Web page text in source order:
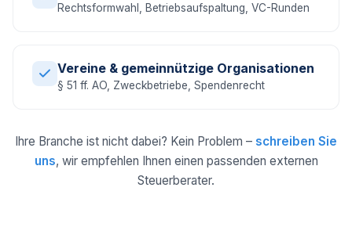
Rechtsformwahl, Betriebsaufspaltung, VC-Runden
Vereine & gemeinnützige Organisationen
§ 51 ff. AO, Zweckbetriebe, Spendenrecht
Ihre Branche ist nicht dabei? Kein Problem – schreiben Sie
uns, wir empfehlen Ihnen einen passenden externen
Steuerberater.